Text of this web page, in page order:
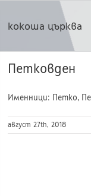
кокоша църква
Петковден
Именници: Петко,
август 27th, 2018